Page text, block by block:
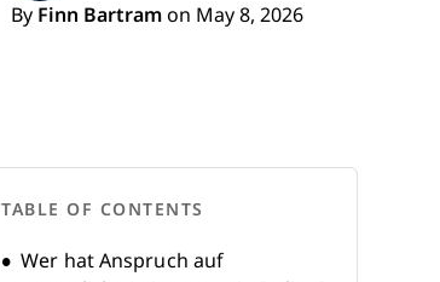
By Finn Bartram on May 8, 2026
TABLE OF CONTENTS
Wer hat Anspruch auf